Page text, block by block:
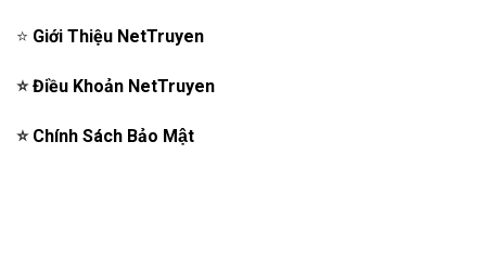
⭐️ Giới Thiệu NetTruyen
⭐️Điều Khoản NetTruyen
⭐️ Chính Sách Bảo Mật